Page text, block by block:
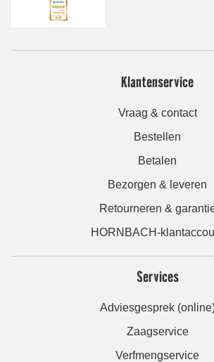
Klantenservice
Vraag & contact
Bestellen
Betalen
Bezorgen & leveren
Retourneren &
HORNBACH-
Services
Adviesgesprek
Zaagservice
Verfmengservice